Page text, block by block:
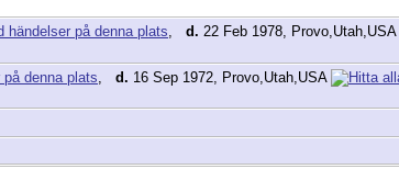
d. 22 Feb 1978, Provo,Utah,USA
d. 16 Sep 1972, Provo,Utah,USA